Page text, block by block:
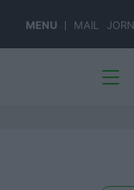
MENU MAIL